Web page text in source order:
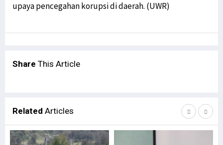
upaya pencegahan korupsi di daerah. (UWR)
Share This Article
Related Articles